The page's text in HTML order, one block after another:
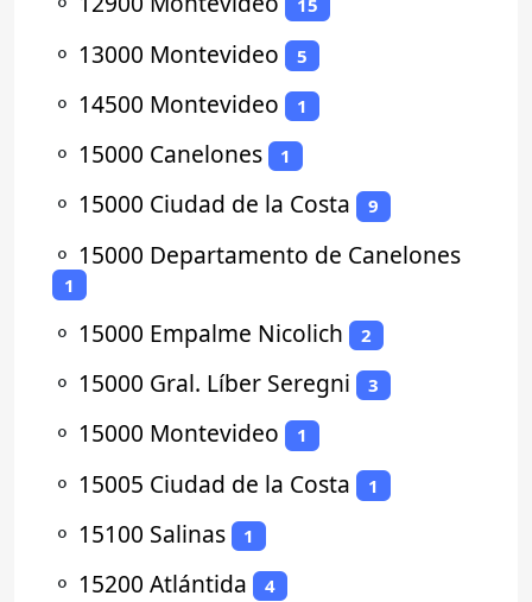
15
⚬ 13000 Montevideo 5
⚬ 14500 Montevideo 1
⚬ 15000 Canelones 1
⚬ 15000 Ciudad de la Costa 9
⚬ 15000 Departamento de Canelones
1
⚬ 15000 Empalme Nicolich 2
⚬ 15000 Gral. Líber Seregni 3
⚬ 15000 Montevideo 1
⚬ 15005 Ciudad de la Costa 1
⚬ 15100 Salinas 1
⚬ 15200 Atlántida 4